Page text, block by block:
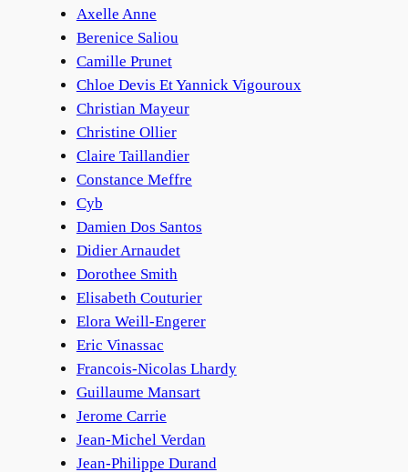
Axelle Anne
Berenice Saliou
Camille Prunet
Chloe Devis Et Yannick Vigouroux
Christian Mayeur
Christine Ollier
Claire Taillandier
Constance Meffre
Cyb
Damien Dos Santos
Didier Arnaudet
Dorothee Smith
Elisabeth Couturier
Elora Weill-Engerer
Eric Vinassac
Francois-Nicolas Lhardy
Guillaume Mansart
Jerome Carrie
Jean-Michel Verdan
Jean-Philippe Durand